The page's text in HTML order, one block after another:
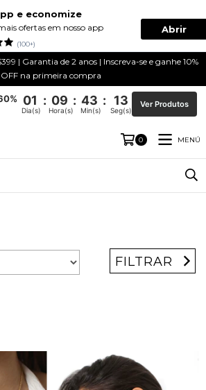
e economize
ofertas em nosso app
(100+)
Abrir
| Garantia de 2 anos | Inscreva-se e ganhe 10%
OFF na primeira compra
01 : 09 : 43 : 13
Dia(s) Hora(s) Min(s) Seg(s)
Ver Produtos
0 MENÚ
FILTRAR